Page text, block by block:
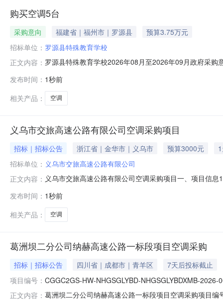
购买空调5台
采购意向 福建省｜福州市｜罗源县
预算3.75万元
招标单位： 罗源县特殊教育学校
正文内容： 罗源县特殊教育学校2026年08月至2026年09月政府采
冷暖空调，满足教学需求需满足的要求:3P立柜冷暖空调
发布时间： 1秒前
相关产品：
空调
义乌市交旅高速公路有限公司空调采购项目
招标｜招标公告 浙江省｜金华市｜义乌市 预算3000元
招标单位： 义乌市交旅高速公路有限公司
正文内容： 义乌市交旅高速公路有限公司空调采购项目一、项目信
2、须具有较强的和能提供长期的售后服务能力；3、本
报名截止时间2026年08月10日
发布时间： 1秒前
相关产品：
空调
葛洲坝二分公司纳赫高速公路一标段项目空调采购
招标｜招标公告 四川省｜成都市｜青羊区
7天后投标截止
项目编号： CGGC2GS-HW-NHGSGLYBD-NHGSGLYBDXMB-2026-
正文内容： 葛洲坝二分公司纳赫高速公路一标段项目空调采购项目